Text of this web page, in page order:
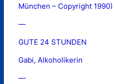
München – Copyright 1990)
—
GUTE 24 STUNDEN
Gabi, Alkoholikerin
—